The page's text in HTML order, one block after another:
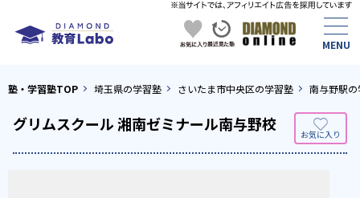
塾・学習塾TOP 埼玉県の学習塾 さいたま市中央区の学習塾 南与野駅
グリムスクール 湘南ゼミナール南与野校